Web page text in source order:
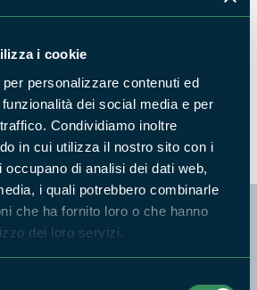
i cookie
personalizzare contenuti ed
dei social media e per
Condividiamo inoltre
in cui utilizza il nostro sito con i
di analisi dei dati web,
i quali potrebbero combinarle
che ha fornito loro o che hanno
dei loro servizi.
non è stata trovata
scrivi cosa stavi cercando e
la ricerca
i nostri social ufficiali